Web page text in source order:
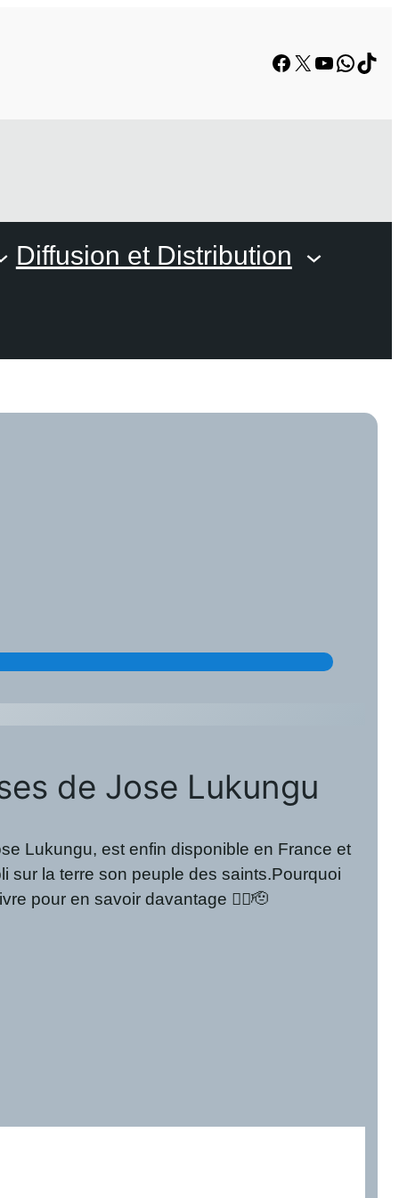
Facebook
X YouTube
Diffusion et Distribution
de Jose Lukungu
Lukungu, est enfin disponible en France et
sur la terre son peuple des saints.Pourquoi
pour en savoir davantage 👌🏽🫡